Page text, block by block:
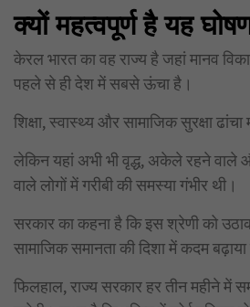
क्यों महत्वपूर्ण है यह
केरल भारत का वह राज्य है जहां मानव
पहले से ही देश में सबसे ऊंचा है।
शिक्षा, स्वास्थ्य और सामाजिक सुरक्षा
लेकिन यहां अभी भी वृद्ध, अकेले रहने वाले
वाले लोगों में गरीबी की समस्या गंभीर थी।
सरकार का कहना है कि इस श्रेणी को
सामाजिक समानता की दिशा में कदम
फिलहाल, राज्य सरकार हर तीन महीने में